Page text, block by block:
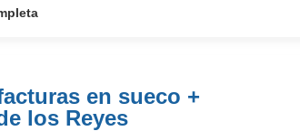
en sueco +
los Reyes